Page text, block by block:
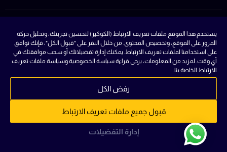
يستخدم هذا الموقع ملفات تعريف الارتباط (الكوكيز) لتحسين تجربتك، وتحليل حركة
المرور على الموقع، وتخصيص المحتوى. من خلال النقر على "قبول الكل"، فإنك توافق
على استخدامنا لملفات تعريف الارتباط. يمكنك إدارة تفضيلاتك أو سحب موافقتك في
أي وقت. لمزيد من المعلومات، يرجى قراءة سياسة الخصوصية وسياسة ملفات تعريف
الارتباط الخاصة بنا.
قبول جميع ملفات تعريف الارتباط
رفض الكل
إدارة التفضيلات
القوانين
الشروط والاحكام
خريطة الموقع